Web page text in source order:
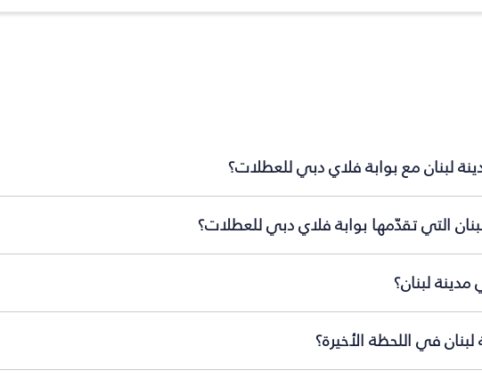
لبنان مع بوابة فلاي دبي للعطلات؟
التي تقدّمها بوابة فلاي دبي للعطلات؟
لبنان؟
في اللحظة الأخيرة؟